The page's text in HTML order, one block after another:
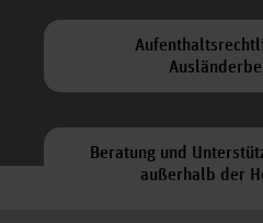
Beratung und
außerhalb der